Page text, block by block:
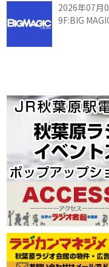
2026年07月
9F:BIG